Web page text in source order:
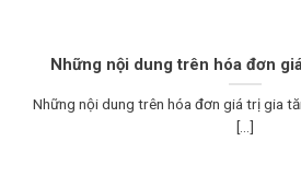
Những nội dung trên hóa đơn
Những nội dung trên hóa đơn giá trị gia
[...]